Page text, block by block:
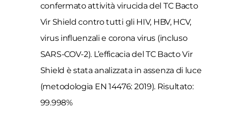
confermato attività virucida del TC Bacto
Vir Shield contro tutti gli HIV, HBV, HCV,
virus influenzali e corona virus (incluso
SARS-COV-2). L’efficacia del TC Bacto Vir
Shield è stata analizzata in assenza di luce
(metodologia EN 14476: 2019). Risultato:
99.998%